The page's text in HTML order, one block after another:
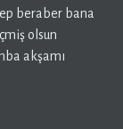
beraber bana
olsun
akşamı